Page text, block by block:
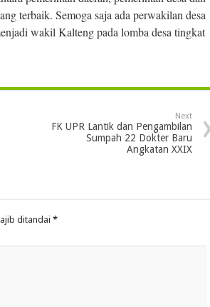
terbaik. Semoga saja ada perwakilan desa
wakil Kalteng pada lomba desa tingkat
Next
FK UPR Lantik dan Pengambilan
Sumpah 22 Dokter Baru
Angkatan XXIX
ditandai *